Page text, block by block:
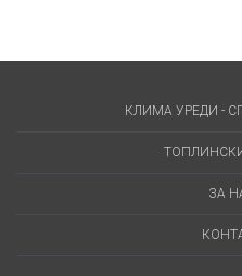
КЛИМА УРЕДИ -
ЗА